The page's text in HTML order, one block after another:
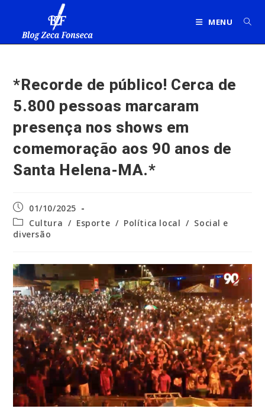
MENU
*Recorde de público! Cerca de
5.800 pessoas marcaram
presença nos shows em
comemoração aos 90 anos de
Santa Helena-MA.*
Post
publicado:
01/10/2025
Categoria
do
Cultura / Esporte / Política local / Social e
diversão